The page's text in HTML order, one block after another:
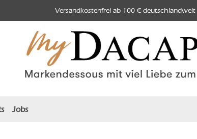
Versandkostenfrei ab 100 € deutschlandweit
Jobs